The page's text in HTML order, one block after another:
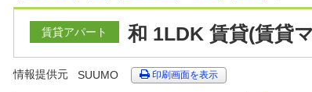
賃貸アパート 和 1LDK 賃貸(賃貸
情報提供元 SUUMO 印刷画面を表示